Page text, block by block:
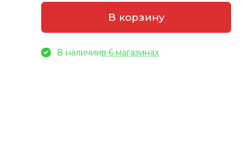
В корзину
В наличиив 6 магазинах